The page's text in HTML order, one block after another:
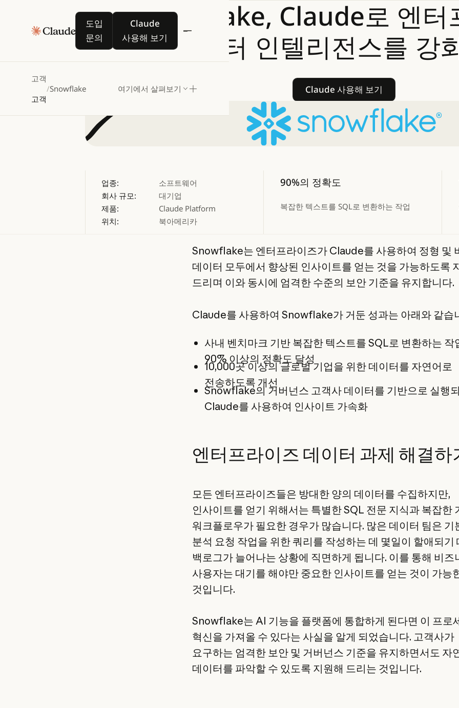
도입
문의
도입 문의
Claude
사용해 보기
Claude 사용해 보기
고객
고객
/Snowflake 여기에서 살펴보기
Snowflake, Claude로 엔터
데이터 인텔리전스를 강
Claude 사용해 보기
Claude 사용해 보기
업종:
소프트웨어
회사 규모:
대기업
제품:
Claude Platform
위치:
북아메리카
90%의 정확도
복잡한 텍스트를 SQL로 변환하는 작업
Snowflake는 엔터프라이즈가 Claude를 사용하여 정형 및
데이터 모두에서 향상된 인사이트를 얻는 것을 가능하도록
드리며 이와 동시에 엄격한 수준의 보안 기준을 유지합니다.
Claude를 사용하여 Snowflake가 거둔 성과는 아래와 같습
사내 벤치마크 기반 복잡한 텍스트를 SQL로 변환하는 작
90% 이상의 정확도 달성
10,000곳 이상의 글로벌 기업을 위한 데이터를 자연어로
전송하도록 개선
Snowflake의 거버넌스 고객사 데이터를 기반으로 실행
Claude를 사용하여 인사이트 가속화
엔터프라이즈 데이터 과제 해결하
모든 엔터프라이즈들은 방대한 양의 데이터를 수집하지만,
인사이트를 얻기 위해서는 특별한 SQL 전문 지식과 복잡한
워크플로우가 필요한 경우가 많습니다. 많은 데이터 팀은 기
분석 요청 작업을 위한 쿼리를 작성하는 데 몇일이 할애되기
백로그가 늘어나는 상황에 직면하게 됩니다. 이를 통해 비즈
사용자는 대기를 해야만 중요한 인사이트를 얻는 것이 가능
것입니다.
Snowflake는 AI 기능을 플랫폼에 통합하게 된다면 이 프로
혁신을 가져올 수 있다는 사실을 알게 되었습니다. 고객사가
요구하는 엄격한 보안 및 거버넌스 기준을 유지하면서도 자
데이터를 파악할 수 있도록 지원해 드리는 것입니다.